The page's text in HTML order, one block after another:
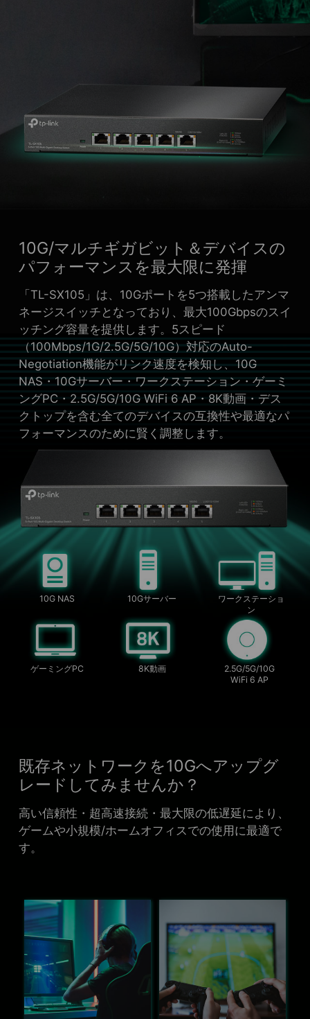
10G/マルチギガビット＆デバイスの
パフォーマンスを最大限に発揮
「TL-SX105」は、10Gポートを5つ搭載したアンマ
ネージスイッチとなっており、最大100Gbpsのスイ
ッチング容量を提供します。5スピード
（100Mbps/1G/2.5G/5G/10G）対応のAuto-
Negotiation機能がリンク速度を検知し、10G
NAS・10Gサーバー・ワークステーション・ゲーミ
ングPC・2.5G/5G/10G WiFi 6 AP・8K動画・デス
クトップを含む全てのデバイスの互換性や最適なパ
フォーマンスのために賢く調整します。
10G NAS 10Gサーバー
ワークステーショ
ン
ゲーミングPC 8K動画
2.5G/5G/10G
WiFi 6 AP
既存ネットワークを10Gへアップグ
レードしてみませんか？
高い信頼性・超高速接続・最大限の低遅延により、
ゲームや小規模/ホームオフィスでの使用に最適で
す。